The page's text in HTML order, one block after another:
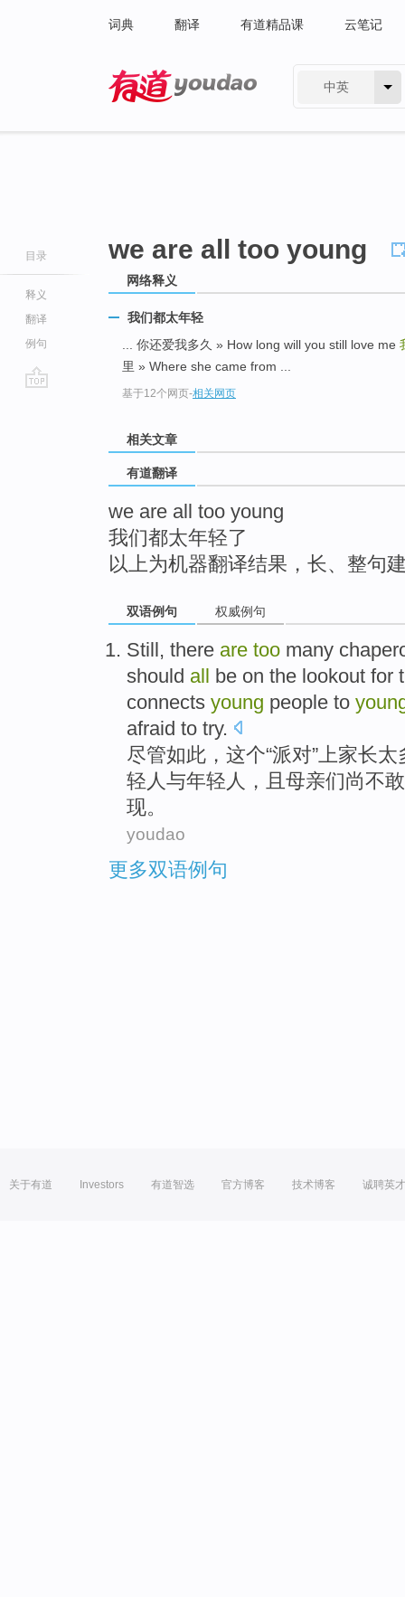
词典 翻译 有道精品课 云笔记
中英
目录
释义
翻译
例句
we are all too young
网络释义
我们都太年轻
... 你还爱我多久 » How long will you still love me
里 » Where she came from ...
基于12个网页-相关网页
相关文章
有道翻译
we are all too young
我们都太年轻了
以上为机器翻译结果，长、整句
双语例句 权威例句
Still, there are too many
should all be on the lookout for
connects young people to
afraid to try.
尽管如此 ， 这个“派对”上家长太
轻人 与年轻人，且 母亲们尚不敢
现。
youdao
更多双语例句
关于有道 Investors 有道智选 官方博客 技术博客 诚聘英才